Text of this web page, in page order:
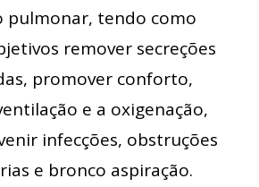
pulmonar, tendo como
remover secreções
promover conforto,
e a oxigenação,
infecções, obstruções
e bronco aspiração.